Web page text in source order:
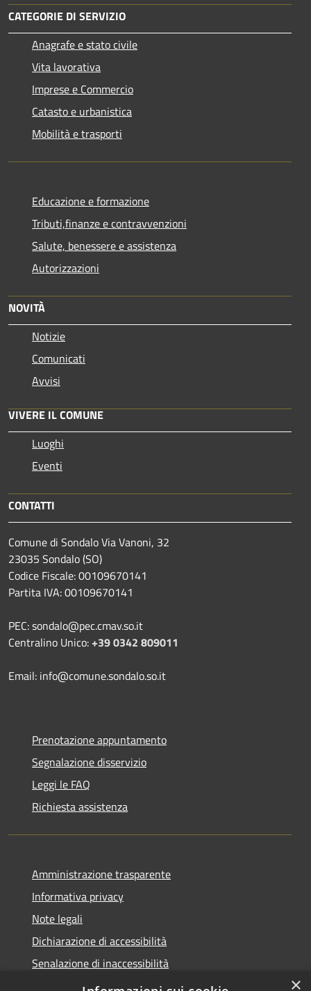
CATEGORIE DI SERVIZIO
Anagrafe e stato civile
Vita lavorativa
Imprese e Commercio
Catasto e urbanistica
Mobilità e trasporti
Educazione e formazione
Tributi,finanze e contravvenzioni
Salute, benessere e assistenza
Autorizzazioni
NOVITÀ
Notizie
Comunicati
Avvisi
VIVERE IL COMUNE
Luoghi
Eventi
CONTATTI
Comune di Sondalo Via Vanoni, 32
23035 Sondalo (SO)
Codice Fiscale: 00109670141
Partita IVA: 00109670141
PEC: sondalo@pec.cmav.so.it
Centralino Unico:+39 0342 809011
Email: info@comune.sondalo.so.it
Prenotazione appuntamento
Segnalazione disservizio
Leggi le FAQ
Richiesta assistenza
Amministrazione trasparente
Informativa privacy
Note legali
Dichiarazione di accessibilità
Senalazione di inaccessibilità
Whistleblowing segnalazione illeciti
×